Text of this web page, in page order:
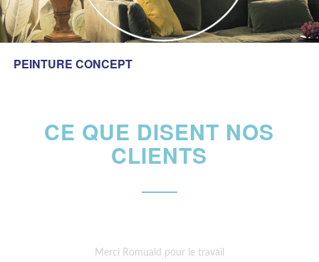
PEINTURE CONCEPT
CE QUE DISENT NOS
CLIENTS
Merci Romuald pour le travail